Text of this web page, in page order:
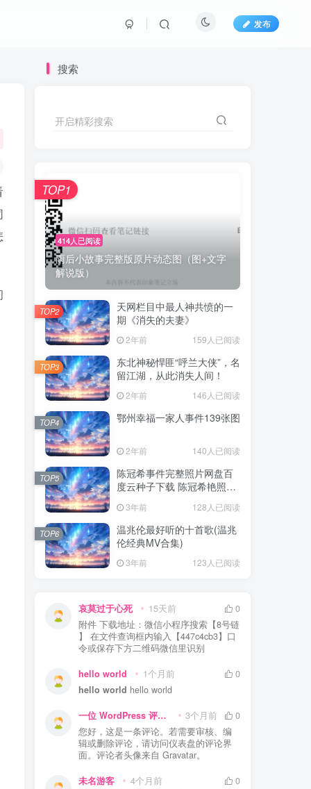
发布
搜索
开启精彩搜索
414人已阅读
雨后小故事完整版原片动态图（图+文字
解说版）
TOP1
天网栏目中最人神共愤的一
期《消失的夫妻》
2年前 159人已阅读
TOP2
东北神秘悍匪“呼兰大侠”，名
留江湖，从此消失人间！
2年前 146人已阅读
TOP3
鄂州幸福一家人事件139张图
2年前 140人已阅读
TOP4
陈冠希事件完整照片网盘百
度云种子下载 陈冠希艳照门
门全部图片观看
3年前 128人已阅读
TOP5
温兆伦最好听的十首歌(温兆
伦经典MV合集)
3年前 123人已阅读
TOP6
哀莫过于心死 15天前
0
附件 下载地址：微信小程序搜索【8号链
】 在文件查询框内输入【447c4cb3】口
令或保存下方二维码微信里识别
hello world 1个月前
0
hello world hello world
一位 WordPress 评论者 3个月前
0
您好，这是一条评论。若需要审核、编
辑或删除评论，请访问仪表盘的评论界
面。评论者头像来自 Gravatar。
未名游客 4个月前
0